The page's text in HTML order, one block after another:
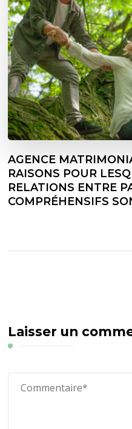
AGENCE
RAISONS POUR
RELATIONS ENTRE
COMPRÉHENSIFS
Laisser un